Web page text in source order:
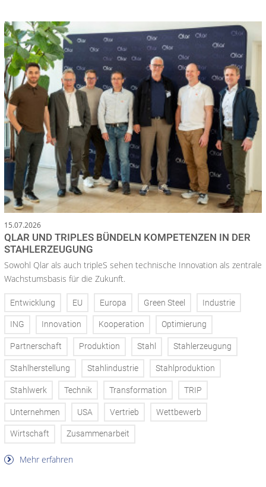
15.07.2026
QLAR UND TRIPLES BÜNDELN KOMPETENZEN IN DER
STAHLERZEUGUNG
Sowohl Qlar als auch tripleS sehen technische Innovation als zentrale
Wachstumsbasis für die Zukunft.
Entwicklung EU Europa Green Steel Industrie
ING Innovation Kooperation Optimierung
Partnerschaft Produktion Stahl Stahlerzeugung
Stahlherstellung Stahlindustrie Stahlproduktion
Stahlwerk Technik Transformation TRIP
Unternehmen USA Vertrieb Wettbewerb
Wirtschaft Zusammenarbeit
Mehr erfahren